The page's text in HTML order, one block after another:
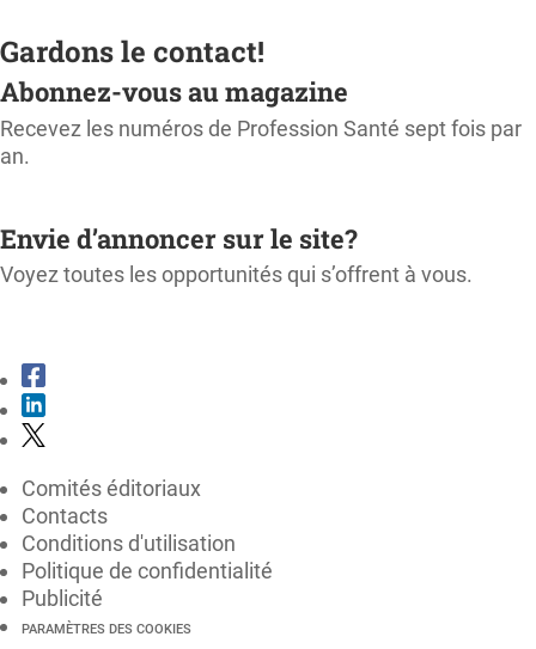
Gardons le contact!
Abonnez-vous au magazine
Recevez les numéros de Profession Santé sept fois par
an.
Envie d’annoncer sur le site?
Voyez toutes les opportunités qui s’offrent à vous.
Comités éditoriaux
Contacts
Conditions d'utilisation
Politique de confidentialité
Publicité
PARAMÈTRES DES COOKIES